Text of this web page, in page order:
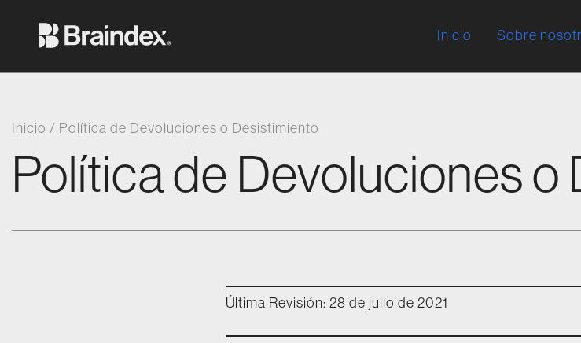
Inicio Sobre
Inicio / Política de Devoluciones o Desistimiento
Política de Devoluciones o
Última Revisión: 28 de julio de 2021